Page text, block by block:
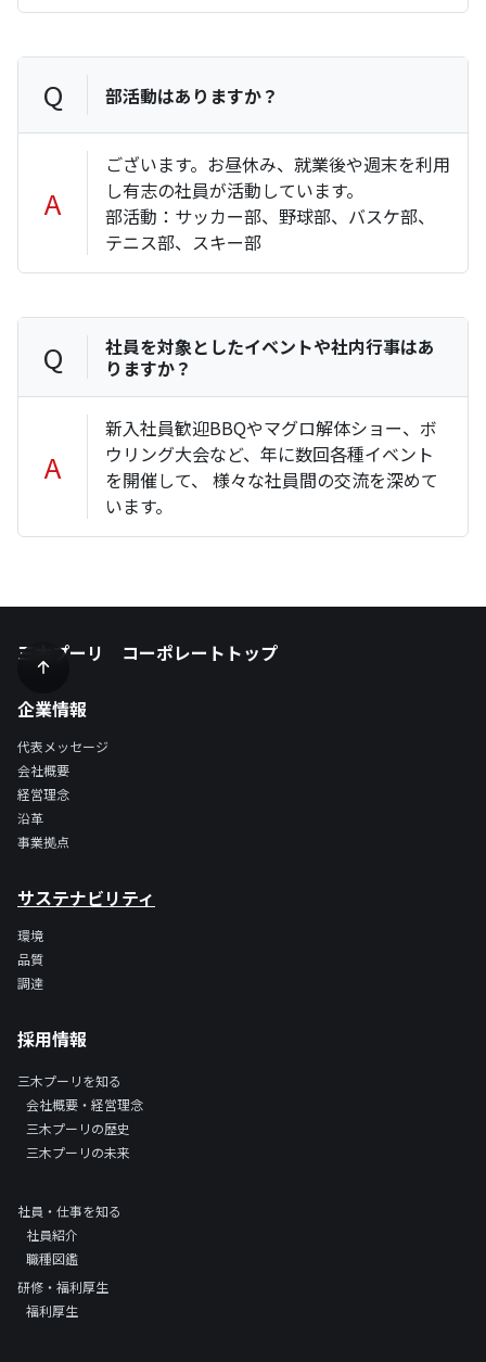
Q 部活動はありますか？
A
ございます。お昼休み、就業後や週末を利用
し有志の社員が活動しています。
部活動：サッカー部、野球部、バスケ部、
テニス部、スキー部
Q
社員を対象としたイベントや社内行事はあ
りますか？
A
新入社員歓迎BBQやマグロ解体ショー、ボ
ウリング大会など、年に数回各種イベント
を開催して、 様々な社員間の交流を深めて
います。
三木プーリ コーポレートトップ
企業情報
代表メッセージ
会社概要
経営理念
沿革
事業拠点
サステナビリティ
環境
品質
調達
採用情報
三木プーリを知る
会社概要・経営理念
三木プーリの歴史
三木プーリの未来
社員・仕事を知る
社員紹介
職種図鑑
研修・福利厚生
福利厚生